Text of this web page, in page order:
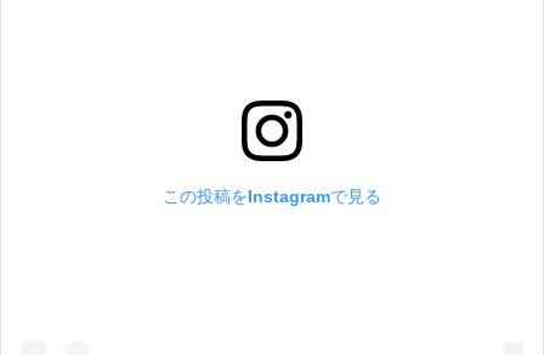
この投稿をInstagramで見る